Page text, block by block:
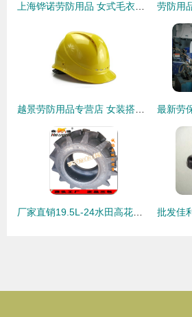
上海铧诺劳防用品 女式毛衣产品列表
越景劳防用品专营店 女装搭配与功能性的独特探讨
厂家直销19.5L-24水田高花拖拉机轮胎 青岛汇利斯通轮胎，品质与专业的保障